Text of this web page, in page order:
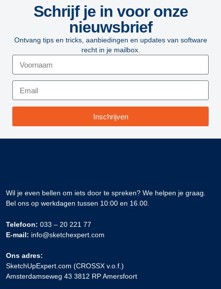
Schrijf je in voor onze
nieuwsbrief
Ontvang tips en tricks, aanbiedingen en updates van software
recht in je mailbox.
Inschrijven
Wil je even bellen om iets door te spreken? We helpen je graag.
Bel ons op werkdagen tussen 10:00 en 16.00.
Telefoon: 033 – 20 221 77
E-mail: info@sketchexpert.com
Ons adres:
SketchUpExpert.com (CROSSX v.o.f.)
Amsterdamseweg 43 3812 RP Amersfoort